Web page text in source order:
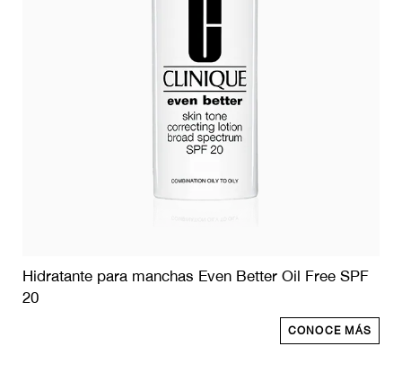
Hidratante para manchas Even Better Oil Free SPF
20
CONOCE MÁS